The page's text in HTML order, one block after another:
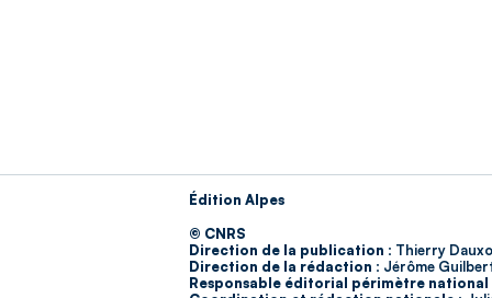
Édition Alpes
© CNRS
Direction de la publication : Thierry
Direction de la rédaction : Jérôme
Responsable éditorial périmètre national